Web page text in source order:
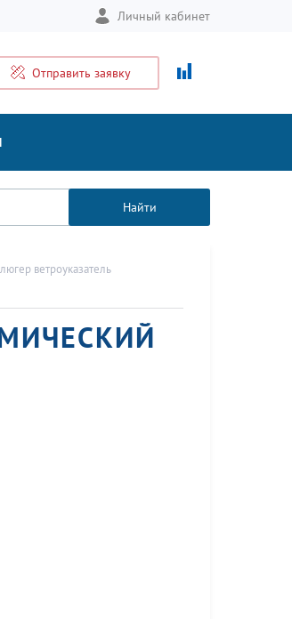
Личный кабинет
Отправить заявку
Найти
ветроуказатель